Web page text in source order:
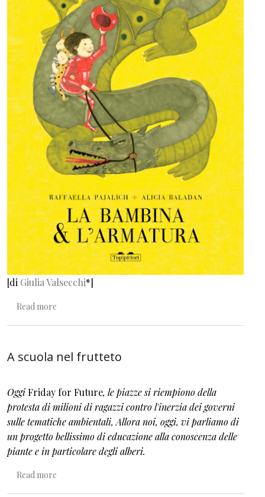
[di Giulia Valsecchi*]
Read more
A scuola nel frutteto
OggiFriday for Future, le piazze si riempiono della
protesta di milioni di ragazzi contro l'inerzia dei governi
sulle tematiche ambientali, Allora noi, oggi, vi parliamo di
un progetto bellissimo di educazione allaconoscenza delle
piante e in particolare degli alberi.
Read more